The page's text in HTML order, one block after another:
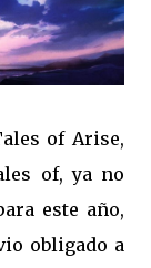
of Arise,
of, ya no
este año,
obligado a